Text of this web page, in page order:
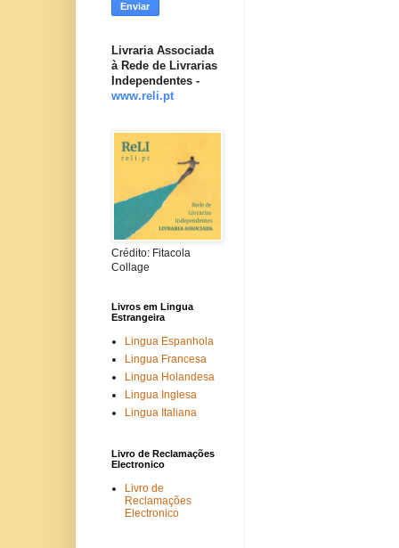
Livraria Associada
à Rede de Livrarias
Independentes -
www.reli.pt
Crédito: Fitacola
Collage
Livros em Lingua
Estrangeira
Lingua Espanhola
Lingua Francesa
Lingua Holandesa
Lingua Inglesa
Lingua Italiana
Livro de Reclamações
Electronico
Livro de
Reclamações
Electronico